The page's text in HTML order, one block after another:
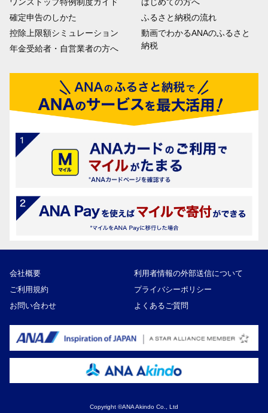
確定申告のしかた
控除上限額シミュレーション
年金受給者・自営業者の方へ
ふるさと納税の流れ
動画でわかるANAのふるさと
納税
会社概要
利用者情報の外部送信について
ご利用規約
プライバシーポリシー
お問い合わせ
よくあるご質問
Copyright ©ANA Akindo Co., Ltd